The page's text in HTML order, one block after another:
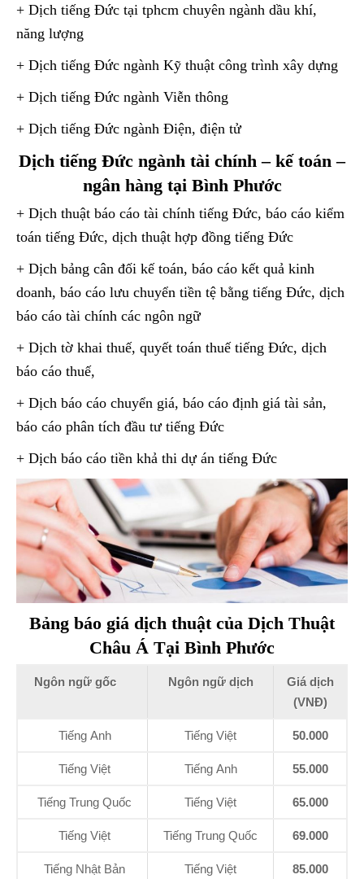
+ Dịch tiếng Đức tại tphcm chuyên ngành dầu khí,
năng lượng
+ Dịch tiếng Đức ngành Kỹ thuật công trình xây dựng
+ Dịch tiếng Đức ngành Viễn thông
+ Dịch tiếng Đức ngành Điện, điện tử
Dịch tiếng Đức ngành tài chính – kế toán –
ngân hàng tại Bình Phước
+ Dịch thuật báo cáo tài chính tiếng Đức, báo cáo kiểm
toán tiếng Đức, dịch thuật hợp đồng tiếng Đức
+ Dịch bảng cân đối kế toán, báo cáo kết quả kinh
doanh, báo cáo lưu chuyển tiền tệ bằng tiếng Đức, dịch
báo cáo tài chính các ngôn ngữ
+ Dịch tờ khai thuế, quyết toán thuế tiếng Đức, dịch
báo cáo thuế,
+ Dịch báo cáo chuyển giá, báo cáo định giá tài sản,
báo cáo phân tích đầu tư tiếng Đức
+ Dịch báo cáo tiền khả thi dự án tiếng Đức
Bảng báo giá dịch thuật của Dịch Thuật
Châu Á Tại Bình Phước
Ngôn ngữ gốc Ngôn ngữ dịch
Giá dịch
(VNĐ)
Tiếng Anh Tiếng Việt 50.000
Tiếng Việt Tiếng Anh 55.000
Tiếng Trung Quốc Tiếng Việt 65.000
Tiếng Việt Tiếng Trung Quốc 69.000
Tiếng Nhật Bản Tiếng Việt 85.000